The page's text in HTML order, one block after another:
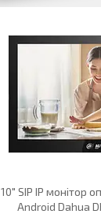
10" SIP IP монітор
Android Dahua